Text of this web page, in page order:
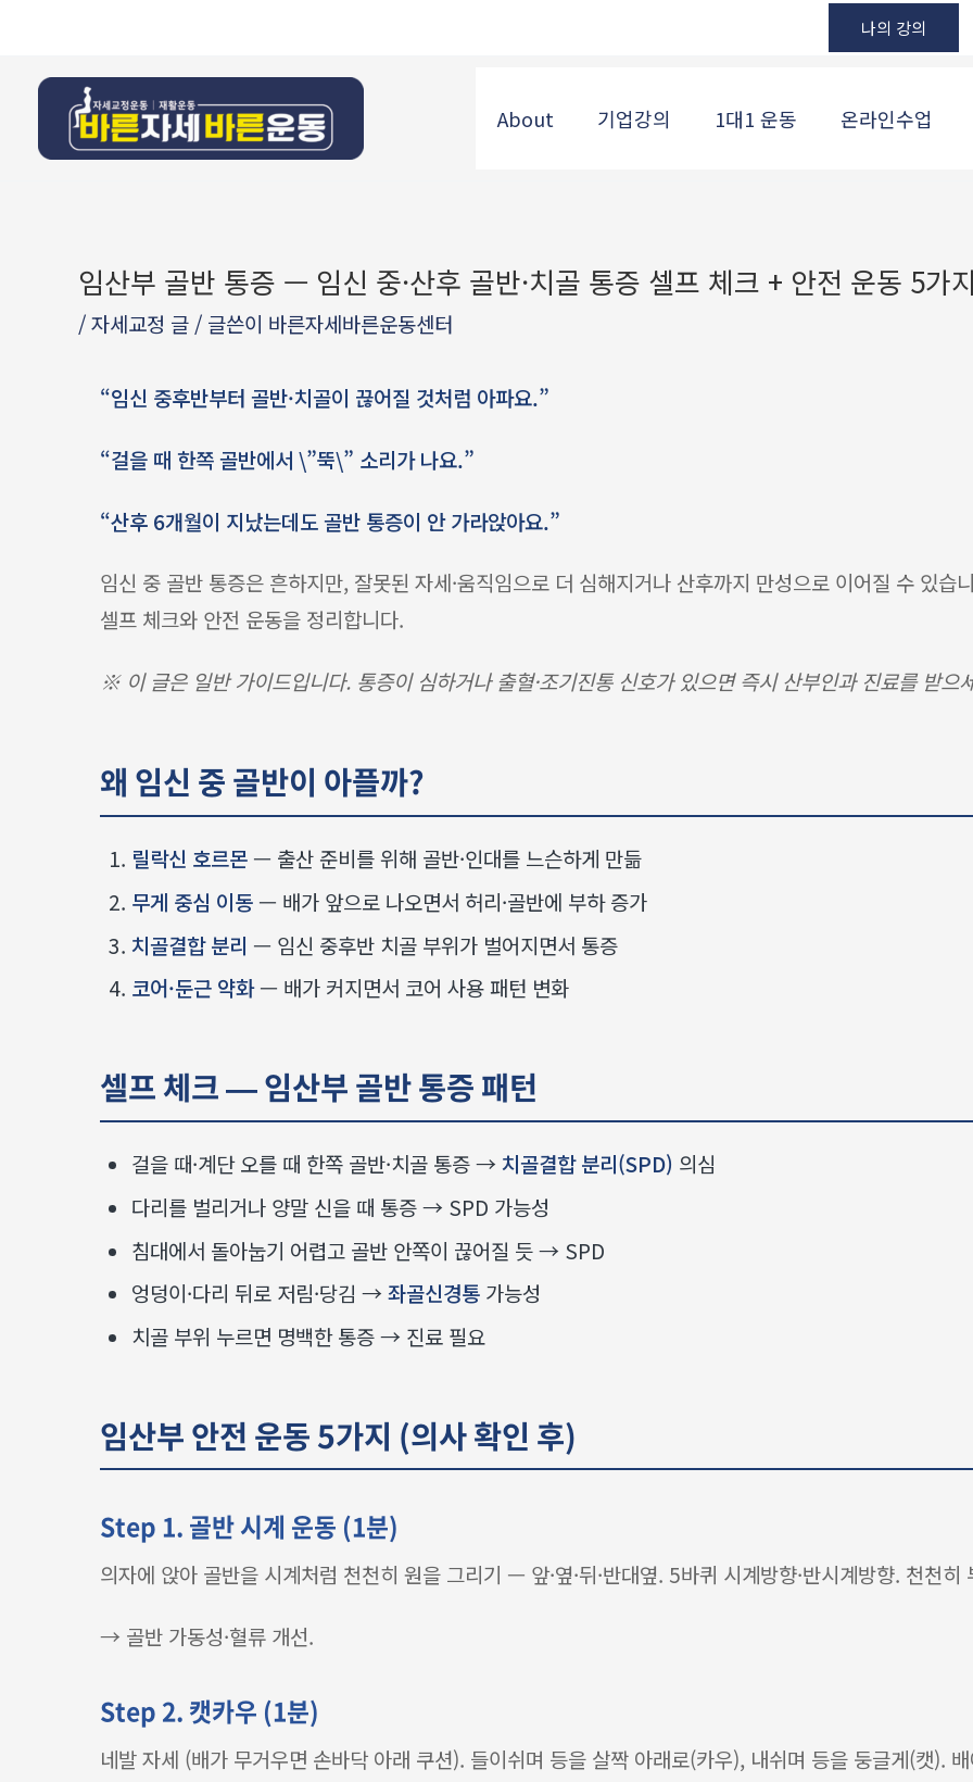
나의 강의
About 기업강의 1대1 운동 온라인수업
임산부 골반 통증 — 임신 중·산후 골반·치골 통증 셀프 체크 + 안전 운동 5가
/자세교정 글 / 글쓴이 바른자세바른운동센터
“임신 중후반부터 골반·치골이 끊어질 것처럼 아파요.”
“걸을 때 한쪽 골반에서 \”뚝\” 소리가 나요.”
“산후 6개월이 지났는데도 골반 통증이 안 가라앉아요.”
임신 중 골반 통증은 흔하지만, 잘못된 자세·움직임으로 더 심해지거나 산후까지 만성으로 이어질 수 있습
셀프 체크와 안전 운동을 정리합니다.
※ 이 글은 일반 가이드입니다. 통증이 심하거나 출혈·조기진통 신호가 있으면 즉시 산부인과 진료를 받으
왜 임신 중 골반이 아플까?
릴락신 호르몬— 출산 준비를 위해 골반·인대를 느슨하게 만듦
무게 중심 이동— 배가 앞으로 나오면서 허리·골반에 부하 증가
치골결합 분리 — 임신 중후반 치골 부위가 벌어지면서 통증
코어·둔근 약화— 배가 커지면서 코어 사용 패턴 변화
셀프 체크 — 임산부 골반 통증 패턴
걸을 때·계단 오를 때 한쪽 골반·치골 통증 → 치골결합 분리(SPD) 의심
다리를 벌리거나 양말 신을 때 통증 → SPD 가능성
침대에서 돌아눕기 어렵고 골반 안쪽이 끊어질 듯 → SPD
엉덩이·다리 뒤로 저림·당김 → 좌골신경통가능성
치골 부위 누르면 명백한 통증 → 진료 필요
임산부 안전 운동 5가지 (의사 확인 후)
Step 1. 골반 시계 운동 (1분)
의자에 앉아 골반을 시계처럼 천천히 원을 그리기 — 앞·옆·뒤·반대옆. 5바퀴 시계방향·반시계방향. 천천히
→ 골반 가동성·혈류 개선.
Step 2. 캣카우 (1분)
네발 자세 (배가 무거우면 손바닥 아래 쿠션). 들이쉬며 등을 살짝 아래로(카우), 내쉬며 등을 둥글게(캣).